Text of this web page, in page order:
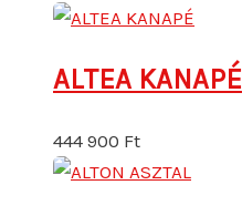
ALTEA KANAPÉ
444 900 Ft